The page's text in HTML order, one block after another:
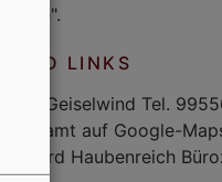
UND LINKS
Geiselwind Tel.
Pfarramt auf Google-
Haubenreich